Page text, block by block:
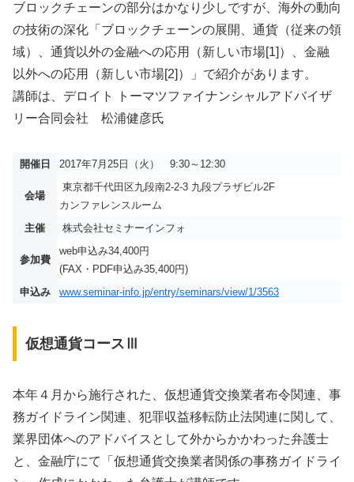
ブロックチェーンの部分はかなり少しですが、海外の動向
の技術の深化「ブロックチェーンの展開、通貨（従来の領
域）、通貨以外の金融への応用（新しい市場[1]）、金融
以外への応用（新しい市場[2]）」で紹介があります。
講師は、デロイト トーマツファイナンシャルアドバイザ
リー合同会社 松浦健彦氏
開催日 2017年7月25日（火） 9:30～12:30
会場
東京都千代田区九段南2-2-3 九段プラザビル2F
カンファレンスルーム
主催
株式会社セミナーインフォ
参加費
web申込み34,400円
(FAX・PDF申込み35,400円)
申込み
www.seminar-info.jp/entry/seminars/view/1/3563
仮想通貨コースⅢ
本年４月から施行された、仮想通貨交換業者布令関連、事
務ガイドライン関連、 犯罪収益移転防止法関連に関して、
業界団体へのアドバイスとして外からかかわった弁護士
と、金融庁にて「仮想通貨交換業者関係の事務ガイドライ